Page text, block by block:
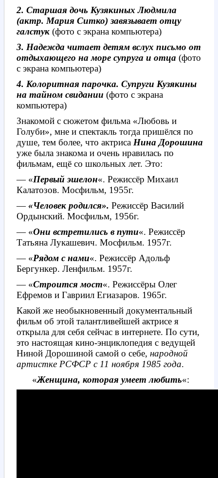
2. Старшая дочь Кузякиных Людмила
(актр. Мария Ситко) завязывает отцу
галстук (фото с экрана компьютера)
3. Надежда читает детям вслух письмо от
отдыхающего на море супруга и отца (фото
с экрана компьютера)
4. Колоритная парочка. Супруги Кузякины
на тайном свидании (фото с экрана
компьютера)
Знакомой с сюжетом фильма «Любовь и
Голуби», мне и спектакль тогда пришёлся по
душе, тем более, что актриса Нина Дорошина
уже была знакома и очень нравилась по
фильмам, ещё со школьных лет. Это:
— «Первый эшелон«. Режиссёр Михаил
Калатозов. Мосфильм, 1955г.
—«Человек родился». Режиссёр Василий
Ордынский. Мосфильм, 1956г.
— «Они встретились в пути«. Режиссёр
Татьяна Лукашевич. Мосфильм. 1957г.
— «Рядом с нами«. Режиссёр Адольф
Бергункер. Ленфильм. 1957г.
— «Строится мост«. Режиссёры Олег
Ефремов и Гавриил Егиазаров. 1965г.
Какой же необыкновенный документальный
фильм об этой талантливейшей актрисе я
открыла для себя сейчас в интернете. По сути,
это настоящая кино-энциклопедия с ведущей
Ниной Дорошиной самой о себе, народной
артистке РСФСР с 11 ноября 1985 года.
«Женщина, которая умеет любить«: